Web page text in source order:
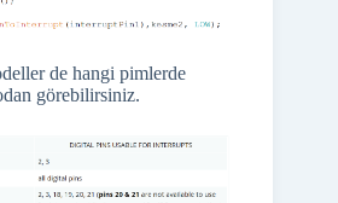
de hangi pimlerde
görebilirsiniz.